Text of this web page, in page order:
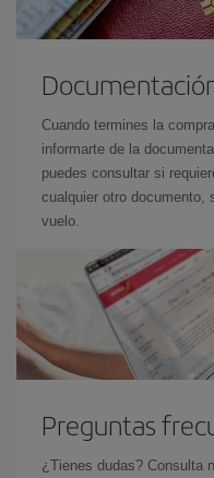
Cuando termines la
informarte de la
puedes consultar si
cualquier otro documento,
vuelo.
Preguntas
¿Tienes dudas? Consulta